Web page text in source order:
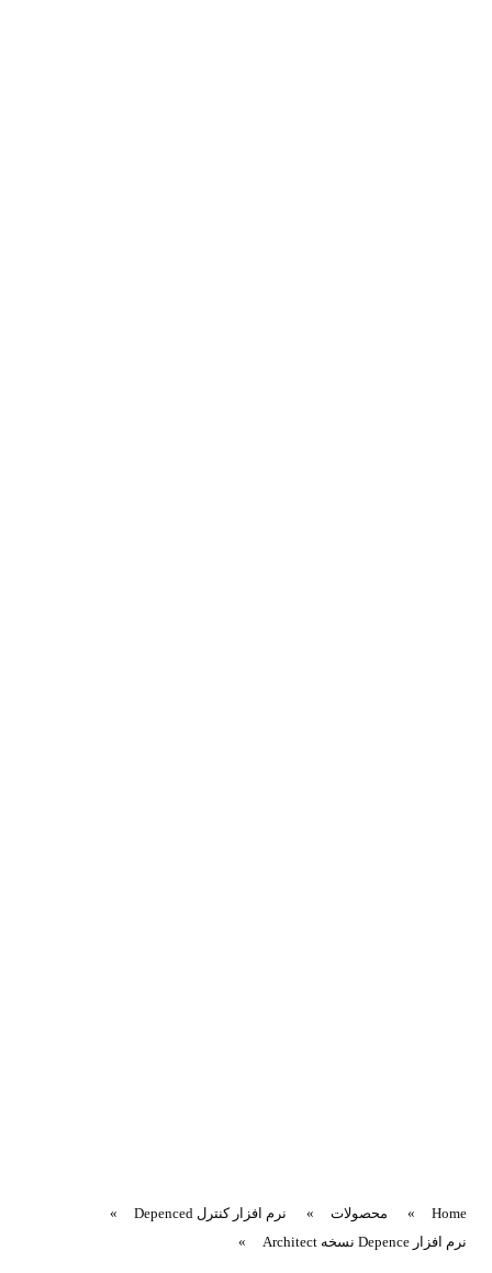
Home
» محصولات » نرم افزار کنترل Depenced
»
نرم افزار Depence نسخه Architect
»